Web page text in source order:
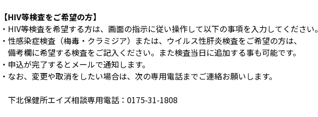
【HIV等検査をご希望の方】
・HIV等検査を希望する方は、画面の指示に従い操作して以下の事項を入力してください。
・性感染症検査（梅毒・クラミジア）または、ウイルス性肝炎検査をご希望の方は、
備考欄に希望する検査をご記入ください。また検査当日に追加する事も可能です。
・申込が完了するとメールで通知します。
・なお、変更や取消をしたい場合は、次の専用電話までご連絡お願いします。
下北保健所エイズ相談専用電話：0175-31-1808